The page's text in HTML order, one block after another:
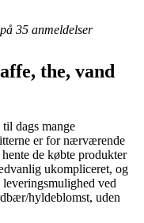
35 anmeldelser
the, vand
dags mange
er for nærværende
de købte produkter
ukompliceret, og
ved
hyldeblomst, uden